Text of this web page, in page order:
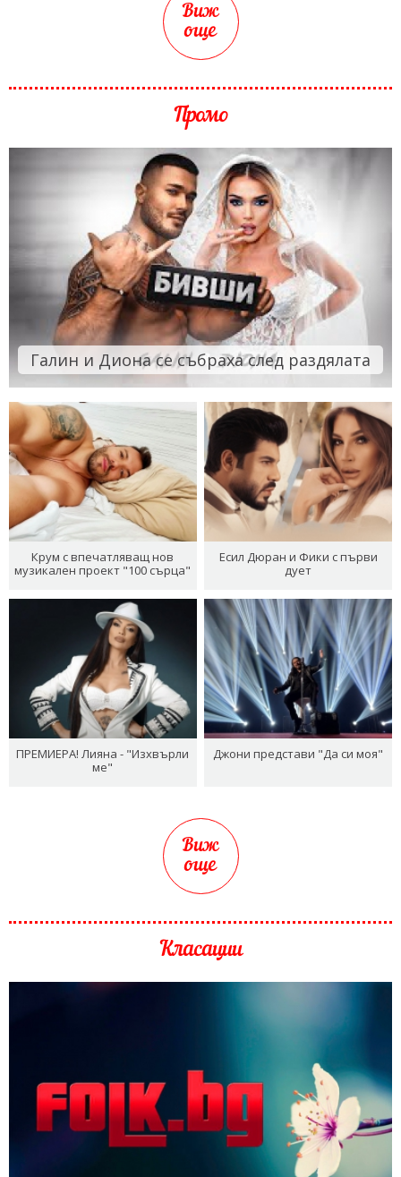
Виж
още
Промо
Галин и Диона се събраха след раздялата
Крум с впечатляващ нов
музикален проект "100 сърца"
Есил Дюран и Фики с първи
дует
ПРЕМИЕРА! Лияна - "Изхвърли
ме"
Джони представи "Да си моя"
Виж
още
Класации